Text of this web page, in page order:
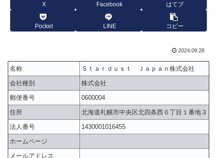
X Facebook はてブ
Pocket LINE コピー
2024.09.28
名称
Ｓｔａｒｄｕｓｔ Ｊａｐａｎ株式会社
会社種別
株式会社
郵便番号
0600004
住所
北海道札幌市中央区北四条西６丁目１番地３
法人番号
1430001016455
ホームページ
メールアドレス